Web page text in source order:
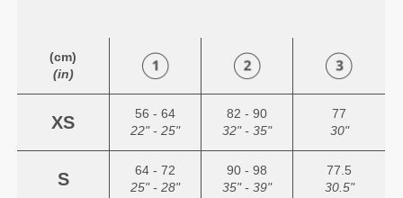
(cm)
(in)
XS
56 - 64
22" - 25"
82 - 90
32" - 35"
77
30"
S
64 - 72
25" - 28"
90 - 98
35" - 39"
77.5
30.5"